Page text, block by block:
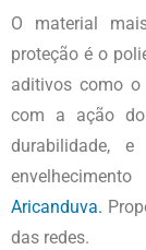
O material
proteção é o
aditivos como o
com a ação do
durabilidade,
Aricanduva.
das redes.